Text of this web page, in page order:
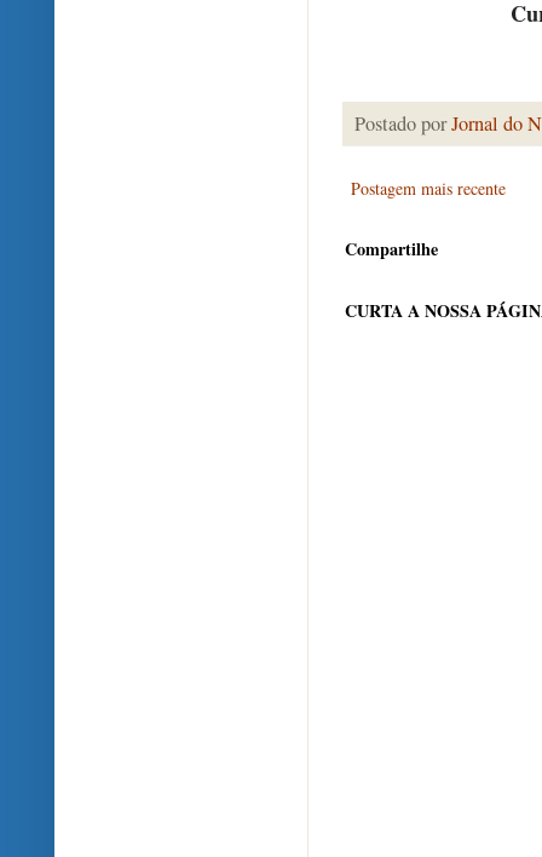
Postado porJornal do
Postagem mais recente
Compartilhe
CURTA A NOSSA